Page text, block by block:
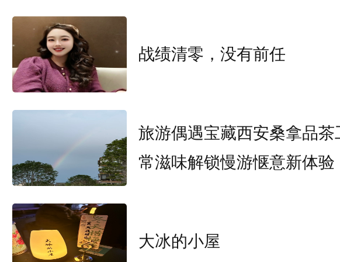
战绩清零，没有前任
旅游偶遇宝藏西安桑拿品茶
常滋味解锁慢游惬意新体验
大冰的小屋